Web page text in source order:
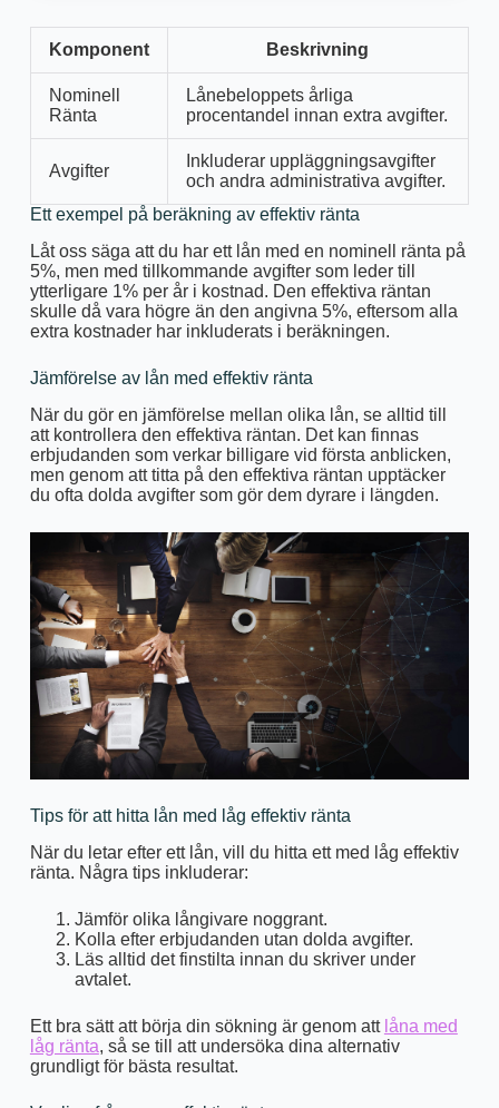
Komponent Beskrivning
Nominell
Ränta
Lånebeloppets årliga
procentandel innan extra avgifter.
Avgifter
Inkluderar uppläggningsavgifter
och andra administrativa avgifter.
Ett exempel på beräkning av effektiv ränta
Låt oss säga att du har ett lån med en nominell ränta på
5%, men med tillkommande avgifter som leder till
ytterligare 1% per år i kostnad. Den effektiva räntan
skulle då vara högre än den angivna 5%, eftersom alla
extra kostnader har inkluderats i beräkningen.
Jämförelse av lån med effektiv ränta
När du gör en jämförelse mellan olika lån, se alltid till
att kontrollera den effektiva räntan. Det kan finnas
erbjudanden som verkar billigare vid första anblicken,
men genom att titta på den effektiva räntan upptäcker
du ofta dolda avgifter som gör dem dyrare i längden.
Tips för att hitta lån med låg effektiv ränta
När du letar efter ett lån, vill du hitta ett med låg effektiv
ränta. Några tips inkluderar:
Jämför olika långivare noggrant.
Kolla efter erbjudanden utan dolda avgifter.
Läs alltid det finstilta innan du skriver under
avtalet.
Ett bra sätt att börja din sökning är genom att låna med
låg ränta, så se till att undersöka dina alternativ
grundligt för bästa resultat.